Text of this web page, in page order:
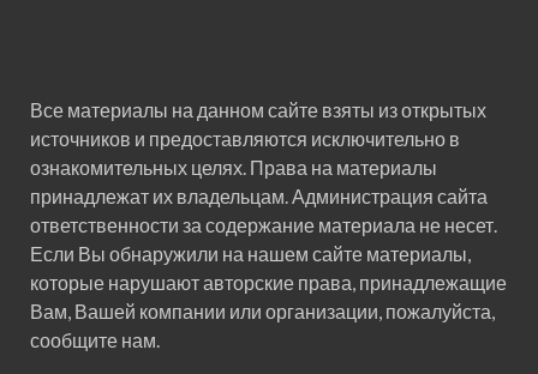
Все материалы на данном сайте взяты из открытых
источников и предоставляются исключительно в
ознакомительных целях. Права на материалы
принадлежат их владельцам. Администрация сайта
ответственности за содержание материала не несет.
Если Вы обнаружили на нашем сайте материалы,
которые нарушают авторские права, принадлежащие
Вам, Вашей компании или организации, пожалуйста,
сообщите нам.